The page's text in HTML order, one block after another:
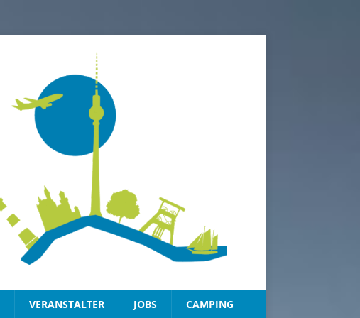
VERANSTALTER JOBS CAMPING